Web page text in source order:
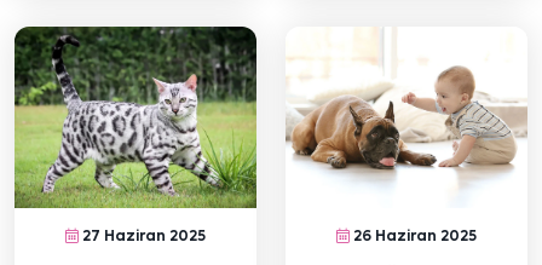
27 Haziran 2025 26 Haziran 2025